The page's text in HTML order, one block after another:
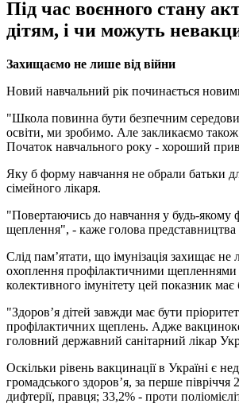
Під час воєнного стану
дітям, і чи можуть
Захищаємо не лише від війни
Новий навчальний рік починається
"Школа повинна бути безпечним
освіти, ми зробимо. Але закликаємо
Початок навчального року - хороший
Яку б форму навчання не обрали батьки
сімейного лікаря.
"Повертаючись до навчання у будь-якому
щеплення", - каже голова
Слід пам’ятати, що імунізація захищає
охоплення профілактичними щепленнями
колективного імунітету цей показник
"Здоров’я дітей завжди має бути
профілактичних щеплень. Адже
головний державний санітарний лікар
Оскільки рівень вакцинації в Україні є
громадського здоров’я, за перше
дифтерії, правця; 33,2% - проти